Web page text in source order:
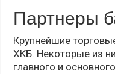
Партнеры
Крупнейшие
ХКБ. Некоторые из
главного и